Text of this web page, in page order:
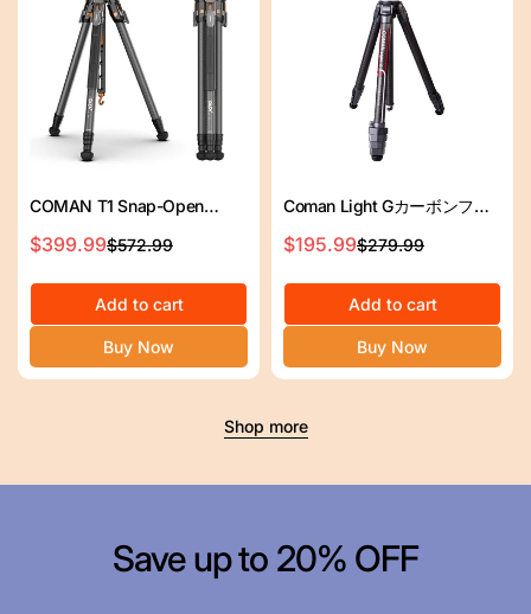
COMAN T1 Snap-Open
Carbon Fiber Video and
Photo Tripod 4 Section Legs
Adjustable Angles 62.9"
セ
ー
ス
プ
$399.99
通
常
格
$572.99
Add to cart
Buy Now
Coman Light Gカーボンファ
イバートラベル360°パンヘッ
ドローテーション付き軽量三
脚
セ
ー
ス
プ
イ
$195.99
通
常
格
$279.99
Add to cart
Buy Now
Shop more
Save up to 20% OFF